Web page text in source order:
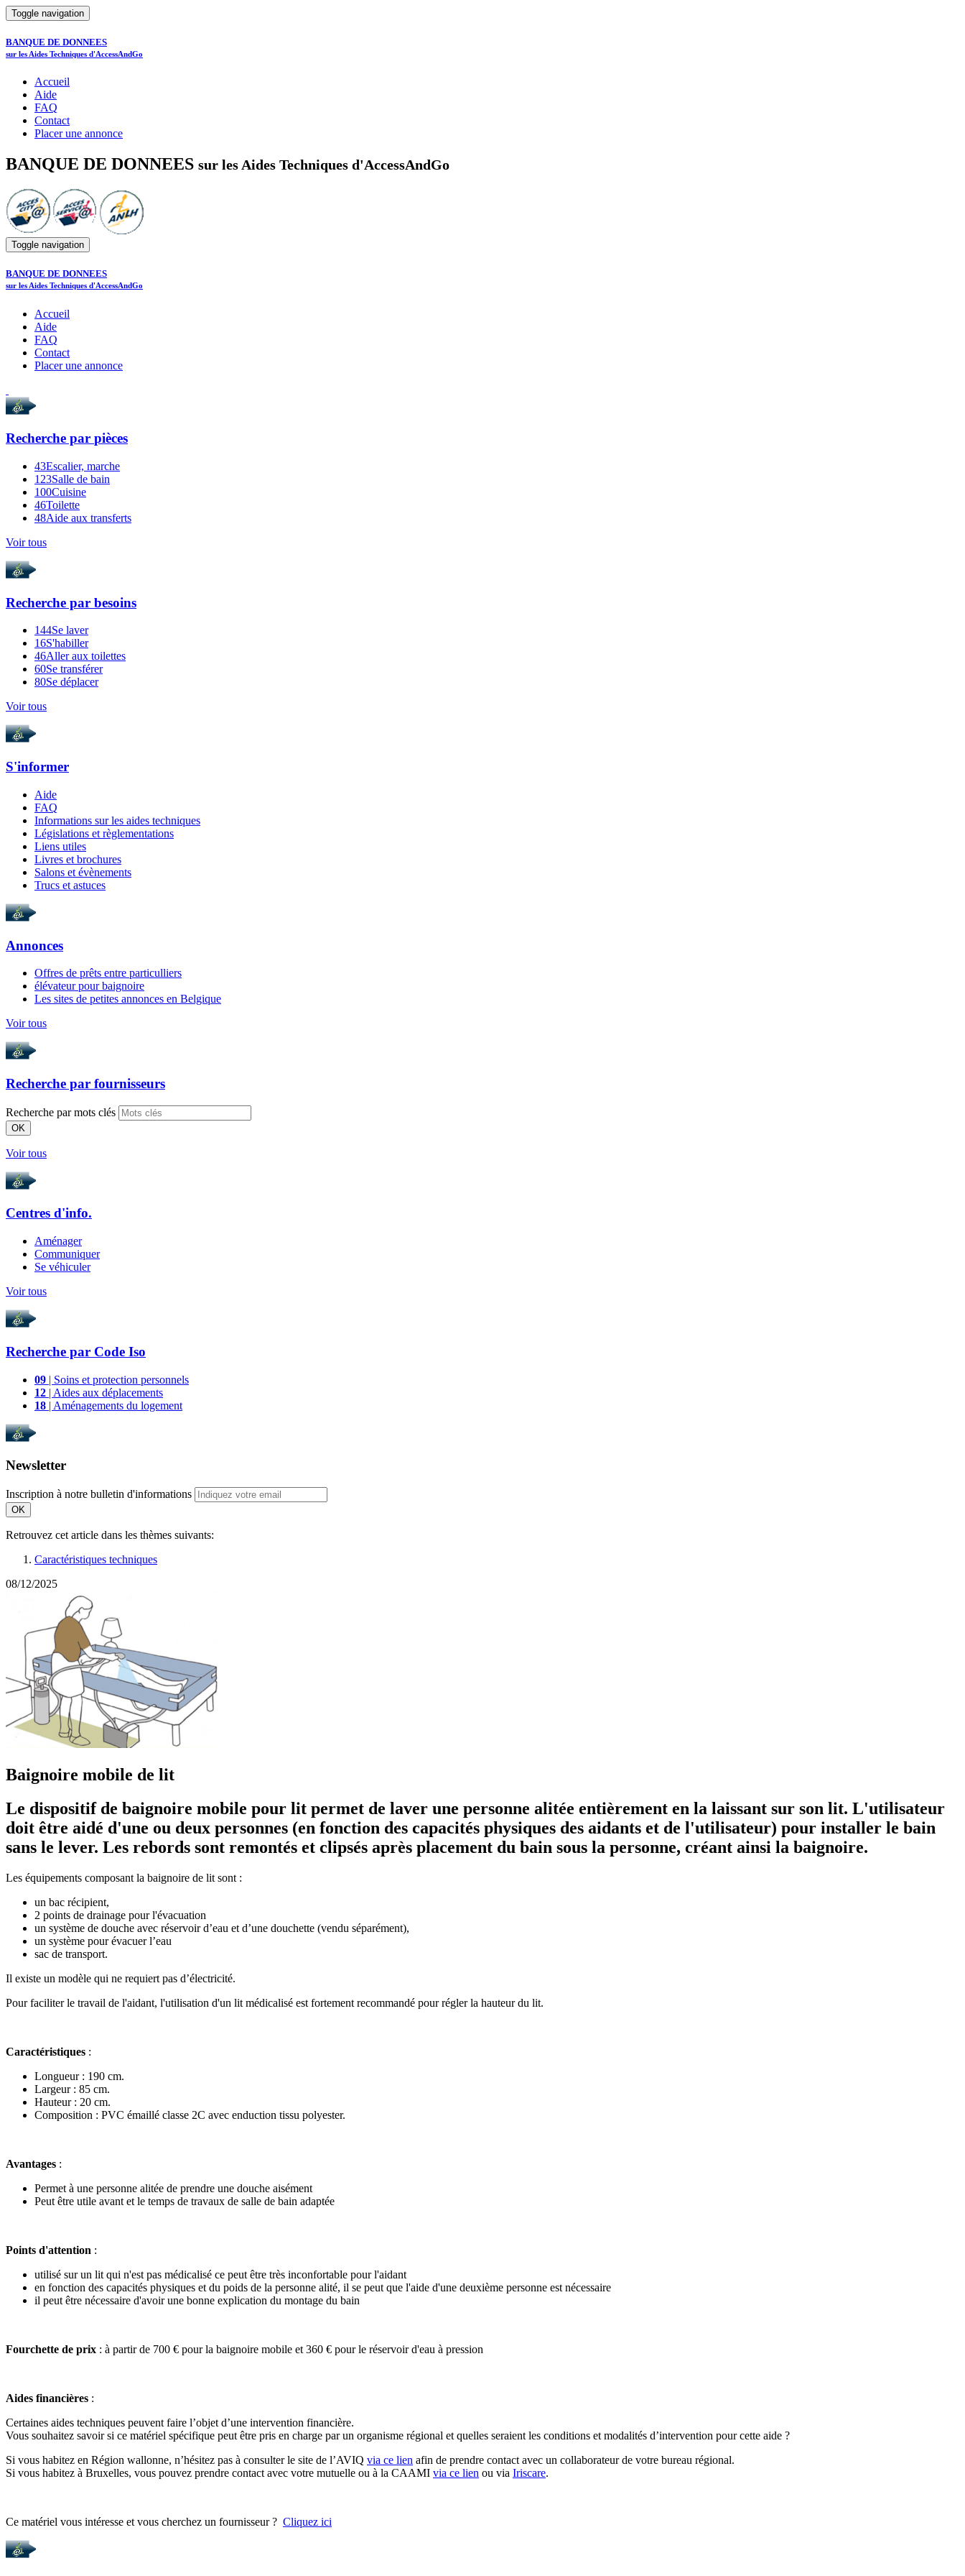
Toggle navigation
BANQUE DE DONNEES
sur les Aides Techniques d'AccessAndGo
Accueil
Aide
FAQ
Contact
Placer une annonce
BANQUE DE DONNEES sur les Aides Techniques d'AccessAndGo
Toggle navigation
BANQUE DE DONNEES
sur les Aides Techniques d'AccessAndGo
Accueil
Aide
FAQ
Contact
Placer une annonce
Recherche par pièces
43Escalier, marche
123Salle de bain
100Cuisine
46Toilette
48Aide aux transferts
Voir tous
Recherche par besoins
144Se laver
16S'habiller
46Aller aux toilettes
60Se transférer
80Se déplacer
Voir tous
S'informer
Aide
FAQ
Informations sur les aides techniques
Législations et règlementations
Liens utiles
Livres et brochures
Salons et évènements
Trucs et astuces
Annonces
Offres de prêts entre particulliers
élévateur pour baignoire
Les sites de petites annonces en Belgique
Voir tous
Recherche par fournisseurs
Recherche par mots clés
OK
Voir tous
Centres d'info.
Aménager
Communiquer
Se véhiculer
Voir tous
Recherche par Code Iso
09 | Soins et protection personnels
12 | Aides aux déplacements
18 | Aménagements du logement
Newsletter
Inscription à notre bulletin d'informations
OK
Retrouvez cet article dans les thèmes suivants:
Caractéristiques techniques
08/12/2025
Baignoire mobile de lit
Le dispositif de baignoire mobile pour lit permet de laver une personne alitée entièrement en la laissant sur son lit. L'utilisateur
doit être aidé d'une ou deux personnes (en fonction des capacités physiques des aidants et de l'utilisateur) pour installer le bain
sans le lever. Les rebords sont remontés et clipsés après placement du bain sous la personne, créant ainsi la baignoire.
Les équipements composant la baignoire de lit sont :
un bac récipient,
2 points de drainage pour l'évacuation
un système de douche avec réservoir d’eau et d’une douchette (vendu séparément),
un système pour évacuer l’eau
sac de transport.
Il existe un modèle qui ne requiert pas d’électricité.
Pour faciliter le travail de l'aidant, l'utilisation d'un lit médicalisé est fortement recommandé pour régler la hauteur du lit.
Caractéristiques :
Longueur : 190 cm.
Largeur : 85 cm.
Hauteur : 20 cm.
Composition : PVC émaillé classe 2C avec enduction tissu polyester.
Avantages :
Permet à une personne alitée de prendre une douche aisément
Peut être utile avant et le temps de travaux de salle de bain adaptée
Points d'attention :
utilisé sur un lit qui n'est pas médicalisé ce peut être très inconfortable pour l'aidant
en fonction des capacités physiques et du poids de la personne alité, il se peut que l'aide d'une deuxième personne est nécessaire
il peut être nécessaire d'avoir une bonne explication du montage du bain
Fourchette de prix : à partir de 700 € pour la baignoire mobile et 360 € pour le réservoir d'eau à pression
Aides financières :
Certaines aides techniques peuvent faire l’objet d’une intervention financière.
Vous souhaitez savoir si ce matériel spécifique peut être pris en charge par un organisme régional et quelles seraient les conditions et modalités d’intervention pour cette aide ?
Si vous habitez en Région wallonne, n’hésitez pas à consulter le site de l’AVIQ via ce lien afin de prendre contact avec un collaborateur de votre bureau régional.
Si vous habitez à Bruxelles, vous pouvez prendre contact avec votre mutuelle ou à la CAAMI via ce lien ou via Iriscare.
Ce matériel vous intéresse et vous cherchez un fournisseur ? Cliquez ici